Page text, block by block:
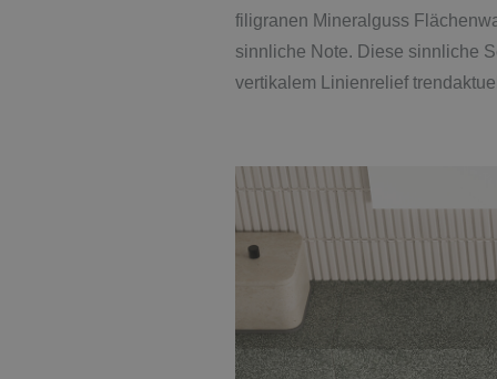
filigranen Mineralguss
sinnliche Note. Diese sinnliche
vertikalem Linienrelief